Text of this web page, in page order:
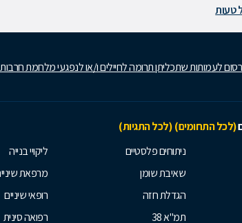
טעות
לעמותות שתכליתן תרומה לחיילים ו/או לנפגעי מלחמת
(לכל התחומים) (לכל התגיות)
ניתוחים פלסטיים
שאיבת שומן
הגדלת חזה
תמ"א 38
ליקויי בנייה
מרפאת
רופאי שיניים
רפואה סינית